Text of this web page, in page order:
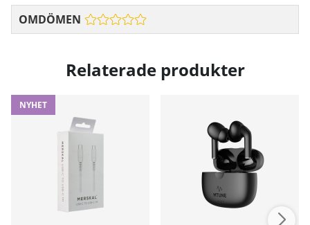
OMDÖMEN
Relaterade produkter
NYHET